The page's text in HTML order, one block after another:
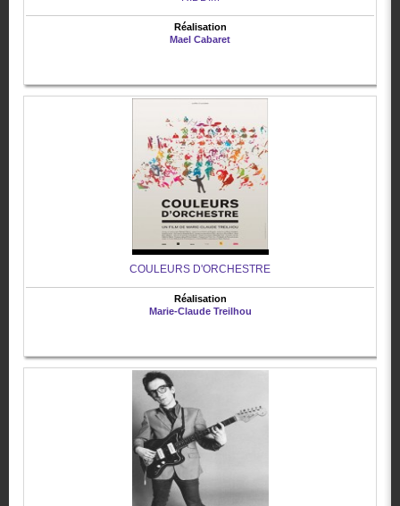
Réalisation
Mael Cabaret
COULEURS D'ORCHESTRE
Réalisation
Marie-Claude Treilhou